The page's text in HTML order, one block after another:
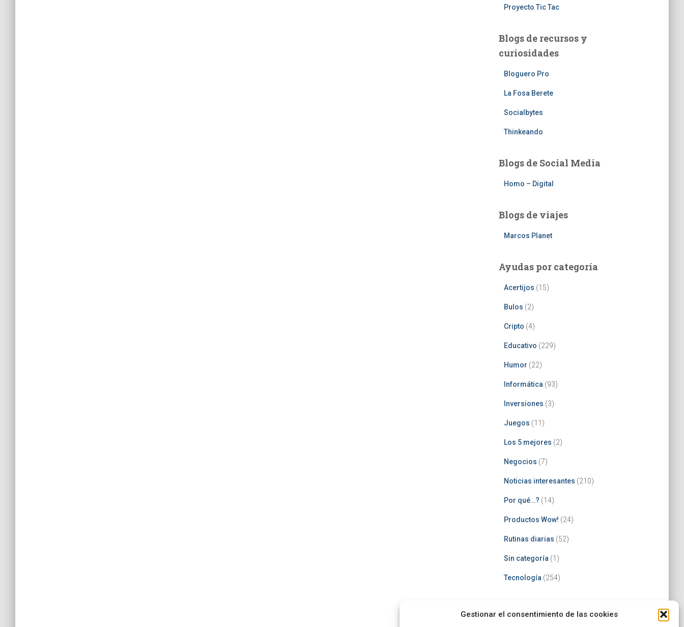
Gestionar el consentimiento de las cookies
Proyecto Tic Tac
Blogs de recursos y
curiosidades
Bloguero Pro
La Fosa Berete
Socialbytes
Thinkeando
Blogs de Social Media
Homo – Digital
Blogs de viajes
Marcos Planet
Ayudas por categoría
Acertijos (15)
Bulos (2)
Cripto (4)
Educativo (229)
Humor (22)
Informática(93)
Inversiones (3)
Juegos (11)
Los 5 mejores (2)
Negocios (7)
Noticias interesantes (210)
Por qué…? (14)
Productos Wow! (24)
Rutinas diarias (52)
Sin categoría(1)
Tecnología(254)